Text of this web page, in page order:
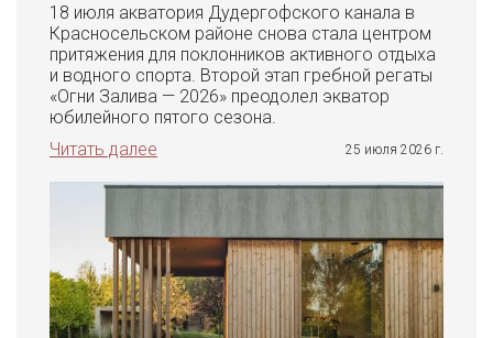
18 июля акватория Дудергофского канала в
Красносельском районе снова стала центром
притяжения для поклонников активного отдыха
и водного спорта. Второй этап гребной регаты
«Огни Залива — 2026» преодолел экватор
юбилейного пятого сезона.
Читать далее
25 июля 2026 г.